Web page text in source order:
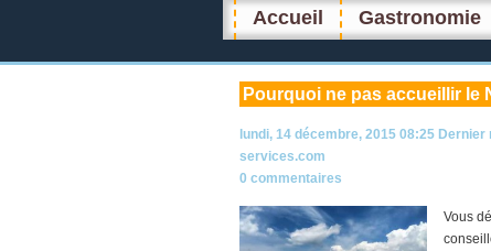
Accueil Gastronomie
Pourquoi ne pas accueillir le
lundi, 14 décembre, 2015 08:25 Dernier
services.com
0 commentaires
Vous